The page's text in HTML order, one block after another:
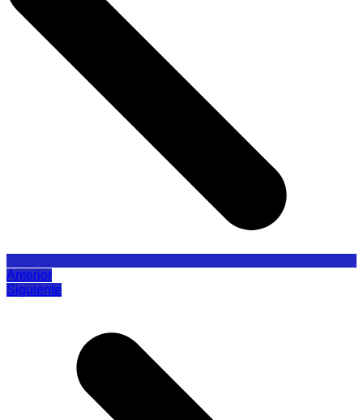
Anterior
Siguiente